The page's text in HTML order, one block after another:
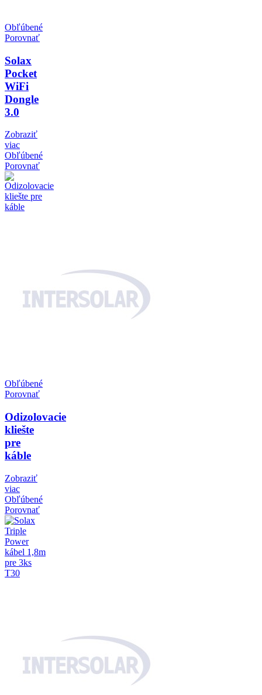
Obľúbené
Porovnať
Solax
Pocket
WiFi
Dongle
3.0
Zobraziť
viac
Obľúbené
Porovnať
Obľúbené
Porovnať
Odizolovacie
kliešte
pre
káble
Zobraziť
viac
Obľúbené
Porovnať